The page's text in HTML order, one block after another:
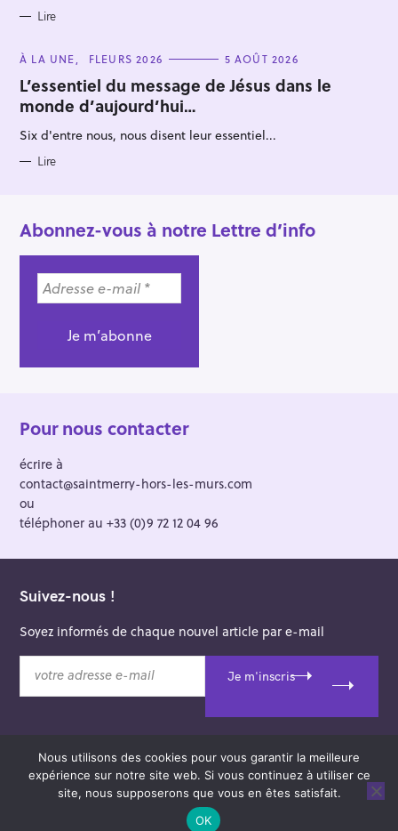
Lire
C
T
E
G
O
R
I
S
À LA UNE FLEURS 2026 5 AOÛT 2026
L’essentiel du message de Jésus dans le
monde d’aujourd’hui…
Six d'entre nous, nous disent leur essentiel...
Lire
Abonnez-vous à notre Lettre d’info
Pour nous contacter
écrire à
contact@saintmerry-hors-les-murs.com
ou
téléphoner au +33 (0)9 72 12 04 96
Suivez-nous !
Soyez informés de chaque nouvel article par e-mail
t
Je m'inscris
© 2026 Saint-Merry Hors-les-Murs.
Theme: Felt byPixelgrade.
Nous utilisons des cookies pour vous garantir la meilleure
expérience sur notre site web. Si vous continuez à utiliser ce
site, nous supposerons que vous en êtes satisfait.
OK